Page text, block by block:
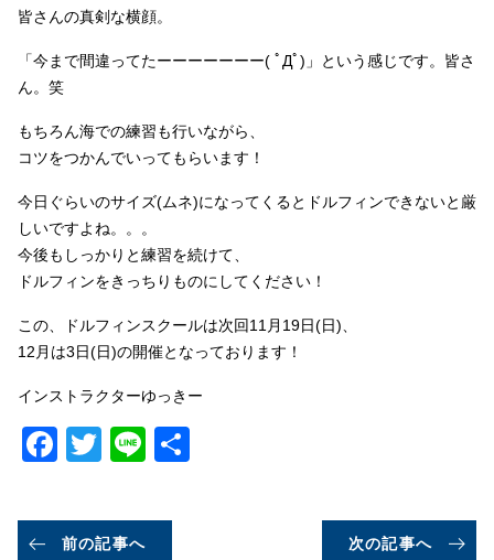
皆さんの真剣な横顔。
「今まで間違ってたーーーーーーー( ﾟДﾟ)」という感じです。皆さ
ん。笑
もちろん海での練習も行いながら、
コツをつかんでいってもらいます！
今日ぐらいのサイズ(ムネ)になってくるとドルフィンできないと厳
しいですよね。。。
今後もしっかりと練習を続けて、
ドルフィンをきっちりものにしてください！
この、ドルフィンスクールは次回11月19日(日)、
12月は3日(日)の開催となっております！
インストラクターゆっきー
Facebook
Twitter
Line
前の記事へ 次の記事へ